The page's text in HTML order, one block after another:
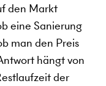
den Markt
eine Sanierung
man den Preis
hängt von
der